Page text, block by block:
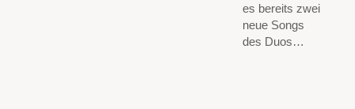
es bereits zwei
neue Songs
des Duos…